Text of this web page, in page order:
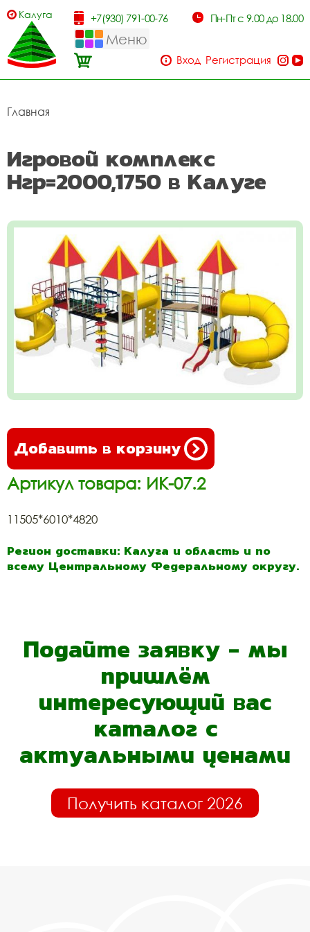
Калуга +7(930) 791-00-76 Пн-Пт с 9.00 до 18.00
Меню
Вход Регистрация
Главная
Игровой комплекс
Нгр=2000,1750 в Калуге
Добавить в корзину
Артикул товара: ИК-07.2
11505*6010*4820
Регион доставки: Калуга и область и по
всему Центральному Федеральному округу.
Подайте заявку - мы
пришлём
интересующий вас
каталог с
актуальными ценами
Получить каталог 2026